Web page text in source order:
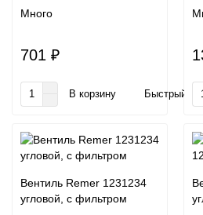
Много
701 ₽
В корзину Быстрый
Вентиль Remer 1231234
угловой, с фильтром